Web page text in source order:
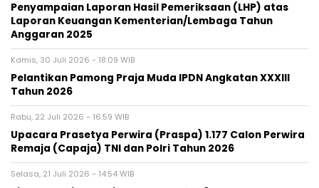
Penyampaian Laporan Hasil Pemeriksaan (LHP) atas
Laporan Keuangan Kementerian/Lembaga Tahun
Anggaran 2025
Kamis, 30 Juli 2026 - 18:09 WIB
Pelantikan Pamong Praja Muda IPDN Angkatan XXXIII
Tahun 2026
Rabu, 22 Juli 2026 - 16:59 WIB
Upacara Prasetya Perwira (Praspa) 1.177 Calon Perwira
Remaja (Capaja) TNI dan Polri Tahun 2026
Selasa, 21 Juli 2026 - 14:54 WIB